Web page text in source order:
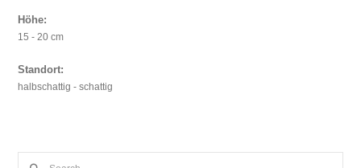
Höhe:
15 - 20 cm
Standort:
halbschattig - schattig